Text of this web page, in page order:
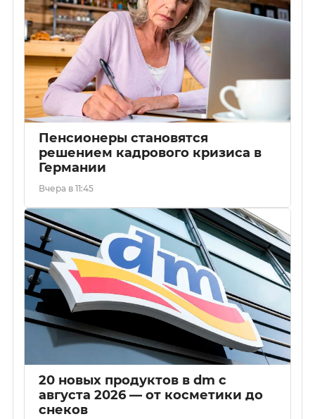
Пенсионеры становятся
решением кадрового кризиса в
Германии
Вчера в 11:45
20 новых продуктов в dm с
августа 2026 — от косметики до
снеков